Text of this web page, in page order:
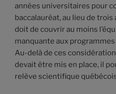
années universitaires pour
baccalauréat, au lieu de trois
doit de couvrir au moins
manquante aux
Au-delà de ces
devait être mis en place, il
relève scientifique